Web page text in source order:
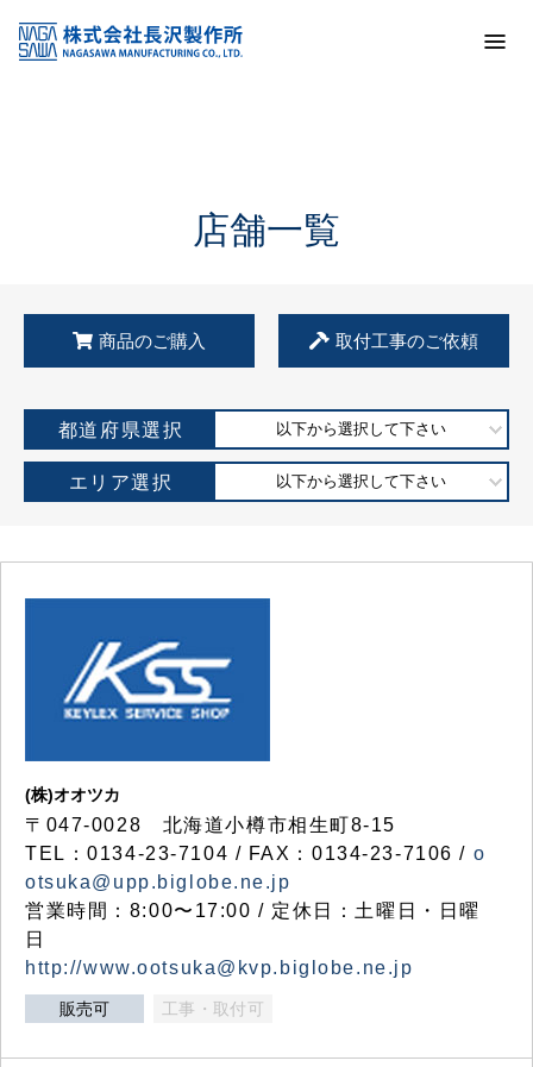
KSS加盟店・取扱店情報
店舗一覧
店舗一覧
商品のご購入 取付工事のご依頼
都道府県選択 以下から選択して下さい
エリア選択 以下から選択して下さい
(株)オオツカ
〒047-0028 北海道小樽市相生町8-15
TEL：0134-23-7104 / FAX：0134-23-7106 / o
otsuka@upp.biglobe.ne.jp
営業時間：8:00〜17:00 / 定休日：土曜日・日曜
日
http://www.ootsuka@kvp.biglobe.ne.jp
販売可 工事・取付可